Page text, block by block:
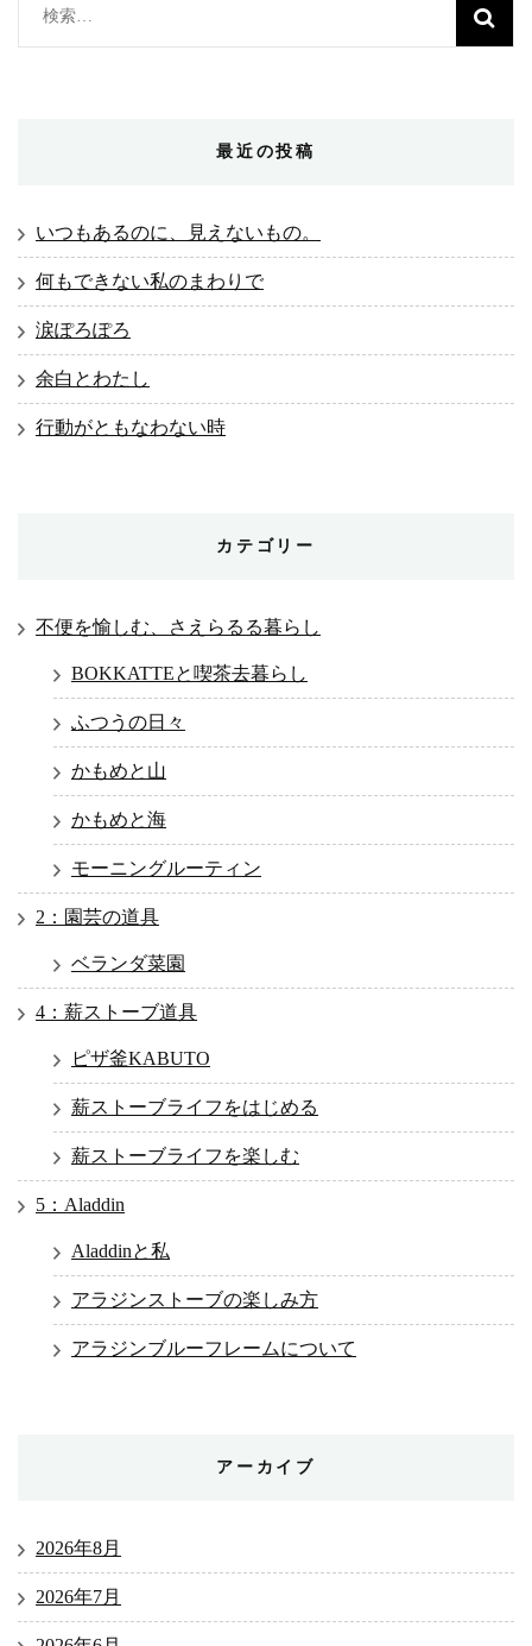
検
最近の投稿
いつもあるのに、見えないもの。
何もできない私のまわりで
涙ぽろぽろ
余白とわたし
行動がともなわない時
カテゴリー
不便を愉しむ、さえらるる暮らし
BOKKATTEと喫茶去暮らし
ふつうの日々
かもめと山
かもめと海
モーニングルーティン
2：園芸の道具
ベランダ菜園
4：薪ストーブ道具
ピザ釜KABUTO
薪ストーブライフをはじめる
薪ストーブライフを楽しむ
5：Aladdin
Aladdinと私
アラジンストーブの楽しみ方
アラジンブルーフレームについて
アーカイブ
2026年8月
2026年7月